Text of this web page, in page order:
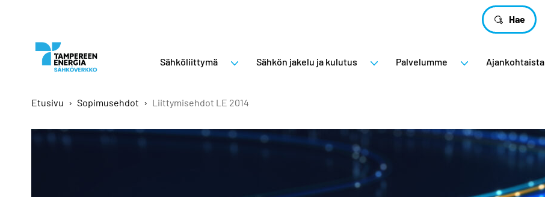
Hae
Sähköliittymä Sähkön jakelu ja kulutus Palvelumme Ajankohtaista
Etusivu › Sopimusehdot › Liittymisehdot LE 2014